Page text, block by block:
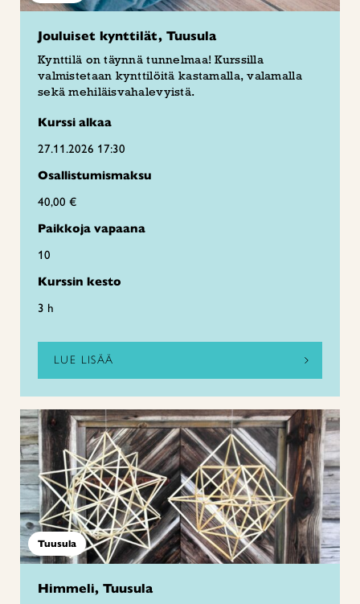
Jouluiset kynttilät, Tuusula
Kynttilä on täynnä tunnelmaa! Kurssilla
valmistetaan kynttilöitä kastamalla, valamalla
sekä mehiläisvahalevyistä.
Kurssi alkaa
27.11.2026 17:30
Osallistumismaksu
40,00 €
Paikkoja vapaana
10
Kurssin kesto
3 h
LUE LISÄÄ
Tuusula
Himmeli, Tuusula